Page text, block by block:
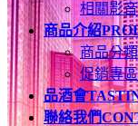
相關影音
商品介紹
商品分類
促銷專區
品酒會
聯絡我們